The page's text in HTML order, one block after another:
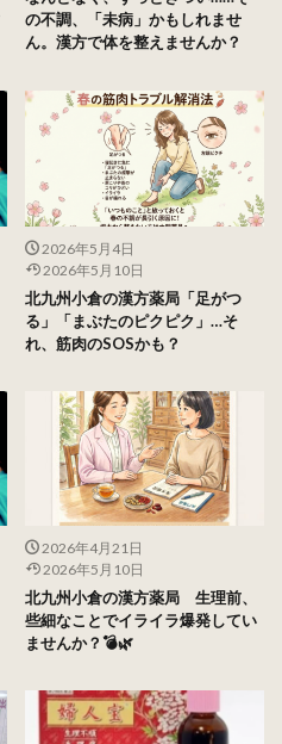
の不調、「未病」かもしれませ
ん。漢方で体を整えませんか？
2026年5月4日
2026年5月10日
北九州小倉の漢方薬局「足がつ
る」「まぶたのピクピク」…そ
れ、筋肉のSOSかも？
2026年4月21日
2026年5月10日
北九州小倉の漢方薬局 生理前、
些細なことでイライラ爆発してい
ませんか？💣🌿